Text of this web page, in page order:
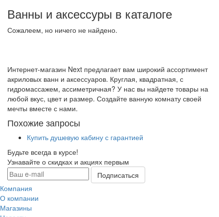
Ванны и аксессуры в каталоге
Сожалеем, но ничего не найдено.
Интернет-магазин Next предлагает вам широкий ассортимент
акриловых ванн и аксессуаров. Круглая, квадратная, с
гидромассажем, ассиметричная? У нас вы найдете товары на
любой вкус, цвет и размер. Создайте ванную комнату своей
мечты вместе с нами.
Похожие запросы
Купить душевую кабину с гарантией
Будьте всегда в курсе!
Узнавайте о скидках и акциях первым
Компания
О компании
Магазины